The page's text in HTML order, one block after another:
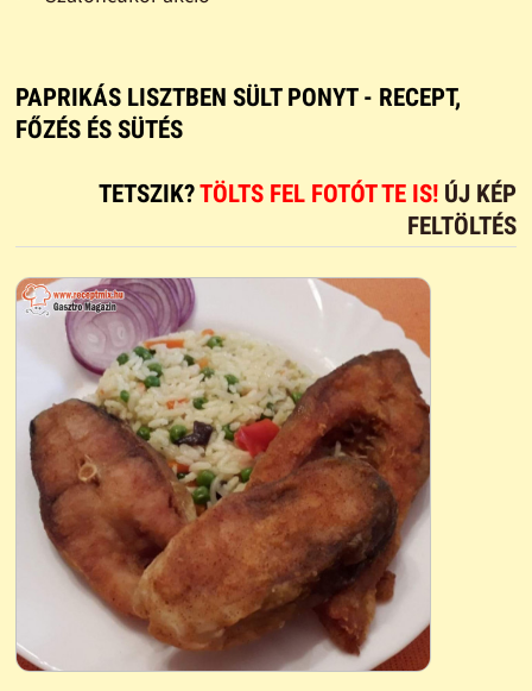
PAPRIKÁS LISZTBEN SÜLT PONYT - RECEPT,
FŐZÉS ÉS SÜTÉS
TETSZIK?TÖLTS FEL FOTÓT TE IS! ÚJ KÉP
FELTÖLTÉS